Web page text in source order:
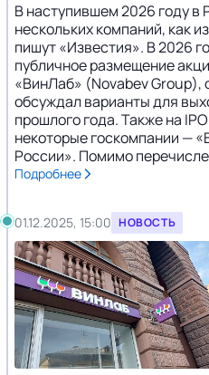
В наступившем 2026 году в
нескольких компаний, как
пишут «Известия». В 2026
публичное размещение
«ВинЛаб» (Novabev Group),
обсуждал варианты для
прошлого года. Также на
некоторые госкомпании —
России». Помимо
Подробнее
01.12.2025, 15:00 НОВОСТЬ